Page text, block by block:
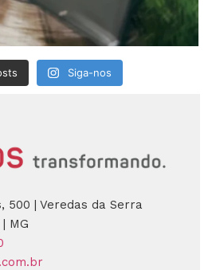
Siga-nos
500 | Veredas da Serra
MG